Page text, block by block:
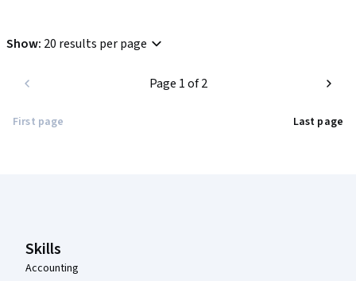
Show: 20 results per page
First page
Page 1 of 2
Last page
Skills
Accounting